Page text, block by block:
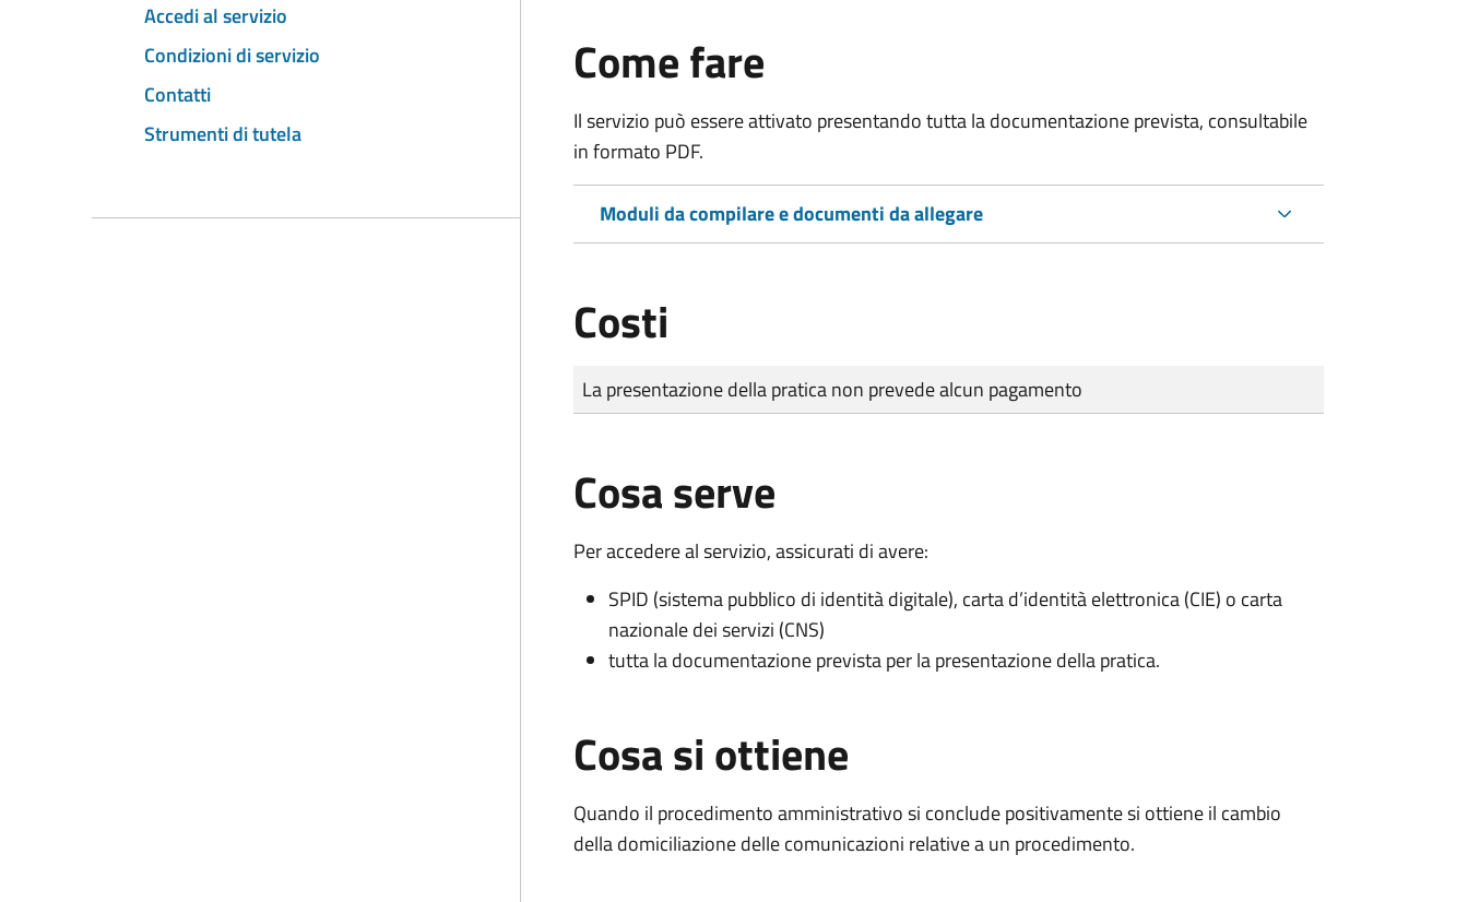
Accedi al servizio
Condizioni di servizio
Contatti
Strumenti di tutela
Come fare
Il servizio può essere attivato presentando tutta la documentazione prevista, consultabile
in formato PDF.
Moduli da compilare e documenti da allegare
Costi
Tipo di pagamento
Importo
La presentazione della pratica non prevede alcun pagamento
Cosa serve
Per accedere al servizio, assicurati di avere:
SPID (sistema pubblico di identità digitale), carta d’identità elettronica (CIE) o carta
nazionale dei servizi (CNS)
tutta la documentazione prevista per la presentazione della pratica.
Cosa si ottiene
Quando il procedimento amministrativo si conclude positivamente si ottiene il cambio
della domiciliazione delle comunicazioni relative a un procedimento.